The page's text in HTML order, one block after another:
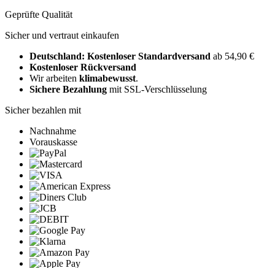
Geprüfte Qualität
Sicher und vertraut einkaufen
Deutschland: Kostenloser Standardversand ab 54,90 €
Kostenloser Rückversand
Wir arbeiten klimabewusst.
Sichere Bezahlung mit SSL-Verschlüsselung
Sicher bezahlen mit
Nachnahme
Vorauskasse